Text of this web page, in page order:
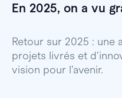
En 2025, on a vu
Retour sur 2025 : une
projets livrés et
vision pour l’avenir.